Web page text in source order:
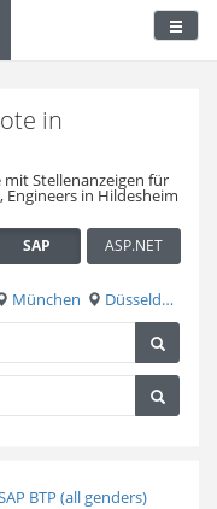
in
mit Stellenanzeigen für
in Hildesheim
SAP ASP.NET
München Düsseldorf
BTP (all genders)